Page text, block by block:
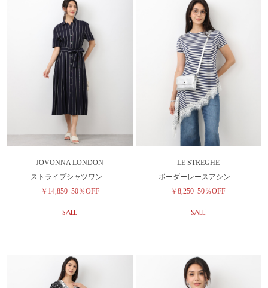
JOVONNA LONDON
ストライプシャツワン…
￥14,850 50％OFF
SALE
LE STREGHE
ボーダーレースアシン…
￥8,250 50％OFF
SALE